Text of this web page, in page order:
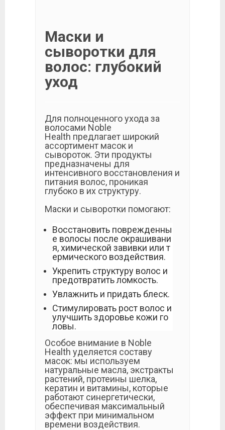
Маски и
сыворотки для
волос: глубокий
уход
Для полноценного ухода за
волосами Noble
Health предлагает широкий
ассортимент масок и
сывороток. Эти продукты
предназначены для
интенсивного восстановления и
питания волос, проникая
глубоко в их структуру.
Маски и сыворотки помогают:
Восстановить поврежденны
е волосы после окрашивани
я, химической завивки или т
ермического воздействия.
Укрепить структуру волос и
предотвратить ломкость.
Увлажнить и придать блеск.
Стимулировать рост волос и
улучшить здоровье кожи го
ловы.
Особое внимание в Noble
Health уделяется составу
масок: мы используем
натуральные масла, экстракты
растений, протеины шелка,
кератин и витамины, которые
работают синергетически,
обеспечивая максимальный
эффект при минимальном
времени воздействия.